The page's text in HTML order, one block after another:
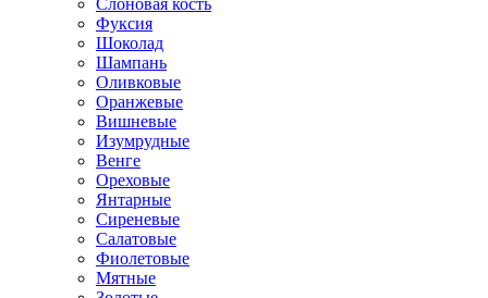
Слоновая кость
Фуксия
Шоколад
Шампань
Оливковые
Оранжевые
Вишневые
Изумрудные
Венге
Ореховые
Янтарные
Сиреневые
Салатовые
Фиолетовые
Мятные